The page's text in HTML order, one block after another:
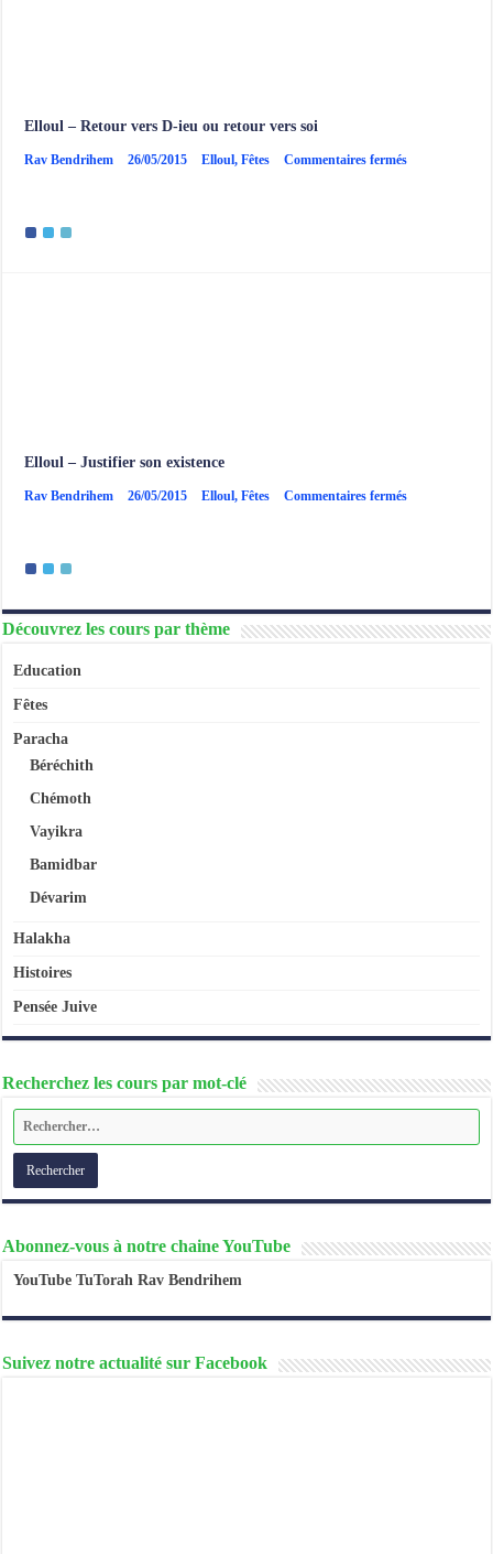
Elloul – Retour vers D-ieu ou retour vers soi
Rav Bendrihem 26/05/2015 Elloul,Fêtes Commentaires ferméssur
Elloul – Justifier son existence
Rav Bendrihem 26/05/2015 Elloul,Fêtes Commentaires ferméssur
Découvrez les cours par thème
Education
Fêtes
Paracha
Béréchith
Chémoth
Vayikra
Bamidbar
Dévarim
Halakha
Histoires
Pensée Juive
Recherchez les cours par mot-clé
Abonnez-vous à notre chaine YouTube
YouTube TuTorah Rav Bendrihem
Suivez notre actualité sur Facebook